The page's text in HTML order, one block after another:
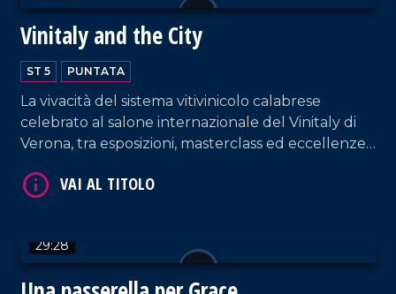
Vinitaly and the City
ST 5 PUNTATA
La vivacità del sistema vitivinicolo calabrese
celebrato al salone internazionale del Vinitaly di
Verona, tra esposizioni, masterclass ed eccellenze
29:28
VAI AL TITOLO